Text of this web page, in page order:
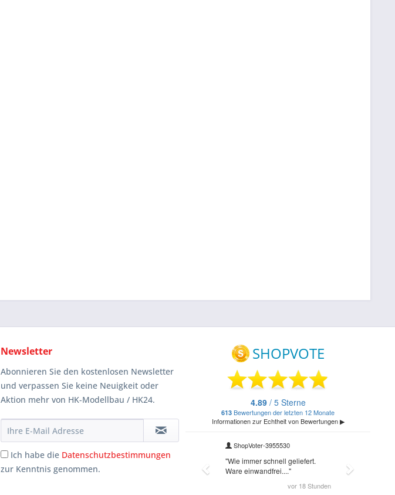
Newsletter
Abonnieren Sie den kostenlosen Newsletter
und verpassen Sie keine Neuigkeit oder
Aktion mehr von HK-Modellbau / HK24.
Ich habe die Datenschutzbestimmungen
zur Kenntnis genommen.